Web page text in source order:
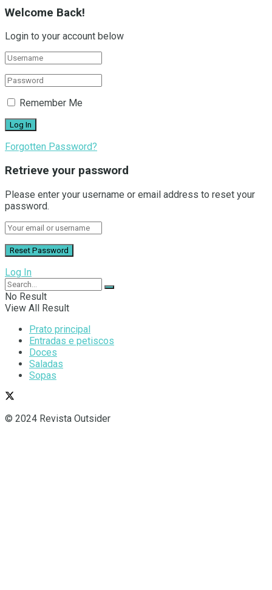
Welcome Back!
Login to your account below
Remember Me
Forgotten Password?
Retrieve your password
Please enter your username or email address to reset your
password.
Log In
No Result
View All Result
Prato principal
Entradas e petiscos
Doces
Saladas
Sopas
© 2024 Revista Outsider